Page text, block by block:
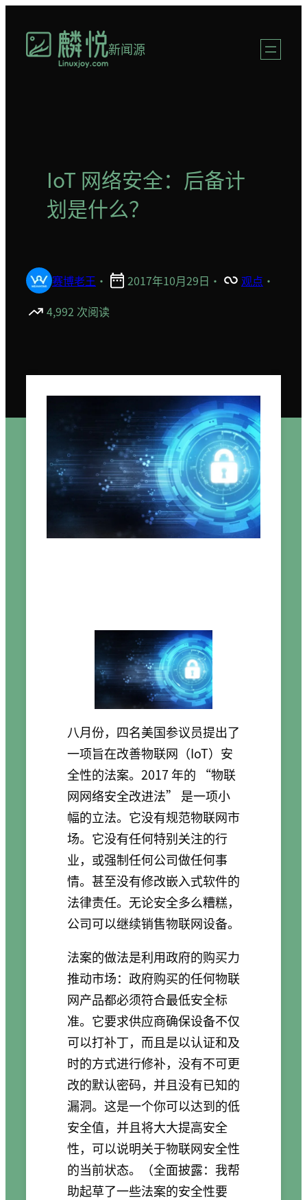
新闻源
IoT 网络安全：后备计
划是什么？
赛博老王 · 2017年10月29日 · 观点 ·
4,992 次阅读
八月份，四名美国参议员提出了
一项旨在改善物联网（IoT）安
全性的法案。2017 年的 “物联
网网络安全改进法” 是一项小
幅的立法。它没有规范物联网市
场。它没有任何特别关注的行
业，或强制任何公司做任何事
情。甚至没有修改嵌入式软件的
法律责任。无论安全多么糟糕，
公司可以继续销售物联网设备。
法案的做法是利用政府的购买力
推动市场：政府购买的任何物联
网产品都必须符合最低安全标
准。它要求供应商确保设备不仅
可以打补丁，而且是以认证和及
时的方式进行修补，没有不可更
改的默认密码，并且没有已知的
漏洞。这是一个你可以达到的低
安全值，并且将大大提高安全
性，可以说明关于物联网安全性
的当前状态。（全面披露：我帮
助起草了一些法案的安全性要